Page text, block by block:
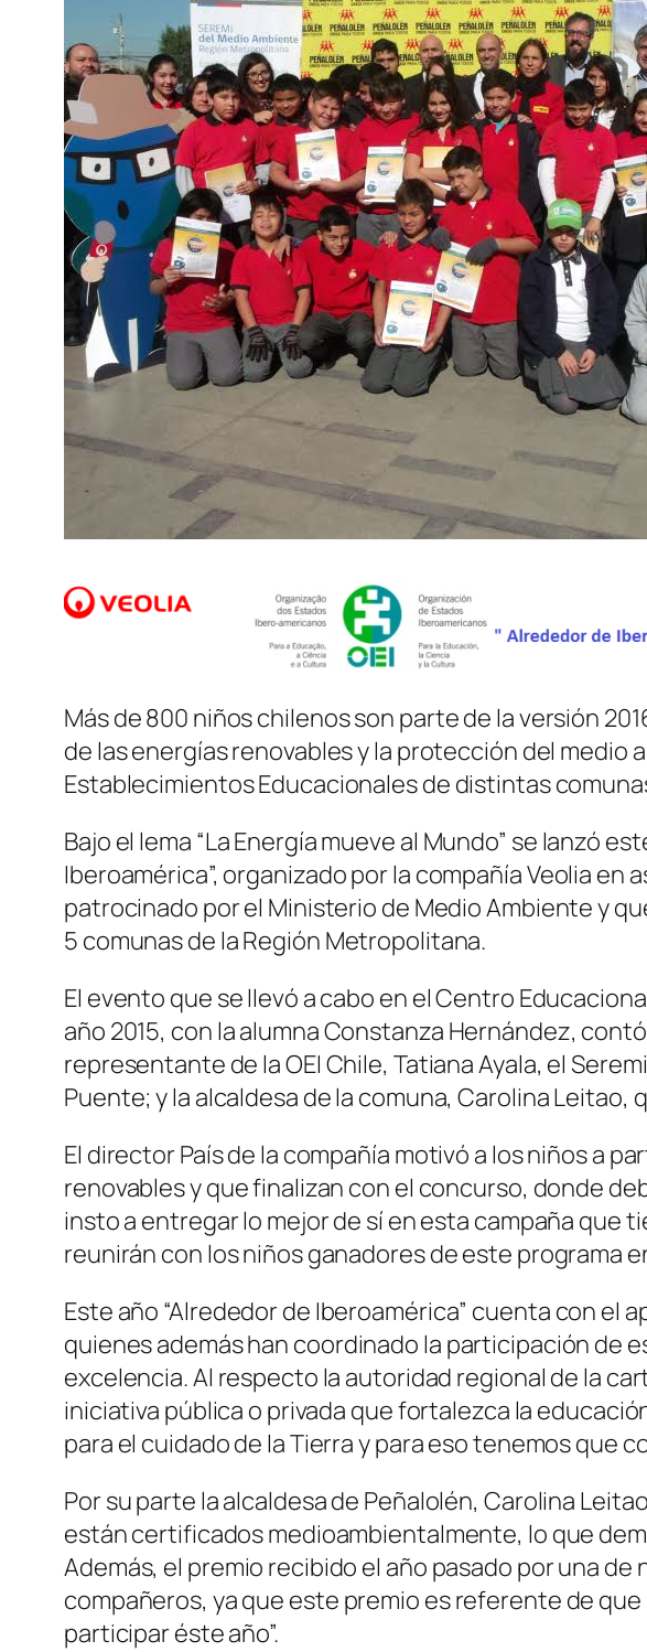
Más de 800 niños chilenos son parte de la versión
de las energías renovables y la protección del medio
Establecimientos Educacionales de distintas
Bajo el lema “La Energía mueve al Mundo” se lanzó
Iberoamérica”, organizado por la compañía Veolia
patrocinado por el Ministerio de Medio Ambiente y
5 comunas de la Región Metropolitana.
El evento que se llevó a cabo en el Centro
año 2015, con la alumna Constanza Hernández,
representante de la OEI Chile, Tatiana Ayala, el
Puente; y la alcaldesa de la comuna, Carolina
El director País de la compañía motivó a los niños a
renovables y que finalizan con el concurso, donde
insto a entregar lo mejor de sí en esta campaña que
reunirán con los niños ganadores de este programa
Este año “Alrededor de Iberoamérica” cuenta con el
quienes además han coordinado la participación de
excelencia. Al respecto la autoridad regional de la
iniciativa pública o privada que fortalezca la
para el cuidado de la Tierra y para eso tenemos que
Por su parte la alcaldesa de Peñalolén, Carolina
están certificados medioambientalmente, lo que
Además, el premio recibido el año pasado por una
compañeros, ya que este premio es referente de
participar éste año”.